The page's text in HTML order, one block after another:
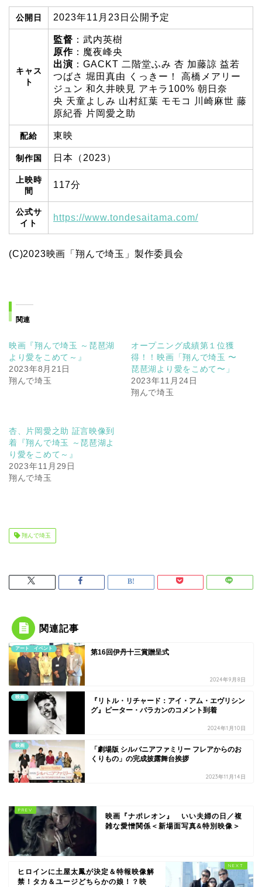
公開日 2023年11月23日公開予定
キャス
ト
監督 ：武内英樹
原作 ：魔夜峰央
出演 ：GACKT 二階堂ふみ 杏 加藤諒 益若
つばさ 堀田真由 くっきー！ 高橋メアリー
ジュン 和久井映見 アキラ100% 朝日奈
央 天童よしみ 山村紅葉 モモコ 川崎麻世 藤
原紀香 片岡愛之助
配給 東映
制作国 日本（2023）
上映時
間
117分
公式サ
イト
https://www.tondesaitama.com/
(C)2023映画「翔んで埼玉」製作委員会
関連
映画『翔んで埼玉 ～琵琶湖
より愛をこめて～』
2023年8月21日
翔んで埼玉
オープニング成績第１位獲
得！！映画「翔んで埼玉 〜
琵琶湖より愛をこめて〜」
2023年11月24日
翔んで埼玉
杏、片岡愛之助 証言映像到
着『翔んで埼玉 ～琵琶湖よ
り愛をこめて～』
2023年11月29日
翔んで埼玉
翔んで埼玉
関連記事
アート イベント 第16回伊丹十三賞贈呈式
2024年9月8日
映画
『リトル・リチャード：アイ・アム・エヴリシン
グ』ピーター・バラカンのコメント到着
2024年1月10日
映画
「劇場版 シルバニアファミリー フレアからのお
くりもの」の完成披露舞台挨拶
2023年11月14日
映画『ナポレオン』 いい夫婦の日／複
雑な愛憎関係＜新場面写真&特別映像＞
ヒロインに土屋太鳳が決定＆特報映像解
禁！タカ＆ユージどちらかの娘！？映